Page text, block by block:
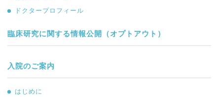
ドクタープロフィール
臨床研究に関する情報公開（オプトアウト）
入院のご案内
はじめに